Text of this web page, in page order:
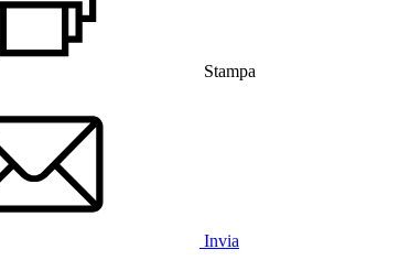
Stampa
Invia